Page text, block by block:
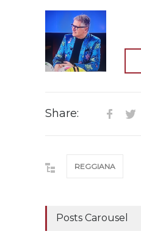
Share:
REGGIANA
Posts Carousel